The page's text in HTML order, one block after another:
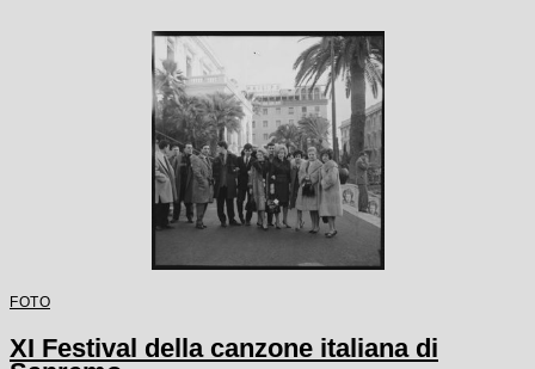
FOTO
XI Festival della canzone italiana di